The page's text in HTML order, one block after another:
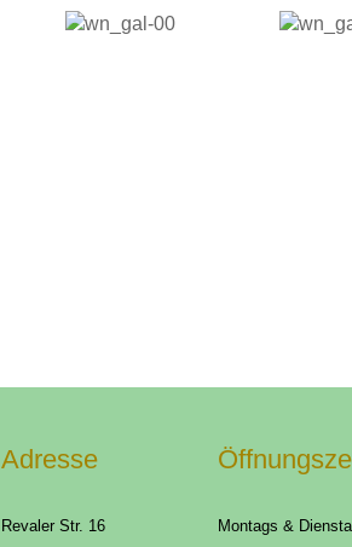
Adresse
Revaler Str. 16 Montags &